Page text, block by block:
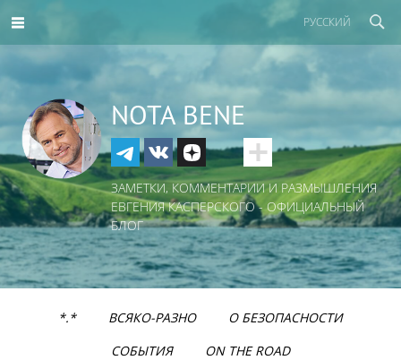
РУССКИЙ
NOTA BENE
ЗАМЕТКИ, КОММЕНТАРИИ И РАЗМЫШЛЕНИЯ
ЕВГЕНИЯ КАСПЕРСКОГО - ОФИЦИАЛЬНЫЙ
БЛОГ
*.* ВСЯКО-РАЗНО
О БЕЗОПАСНОСТИ
СОБЫТИЯ
ON THE ROAD